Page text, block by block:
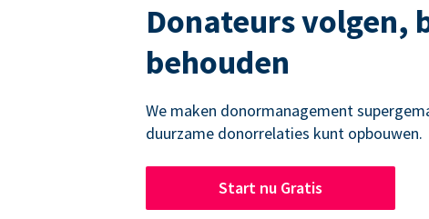
Donateurs volgen,
behouden
We maken donormanagement
duurzame donorrelaties kunt opbouwen.
Start nu Gratis